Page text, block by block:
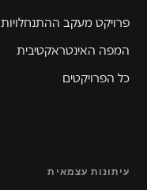
פרויקט מעקב ההתנחלויות
המפה האינטראקטיבית
כל הפרויקטים
עיתונות עצמאית